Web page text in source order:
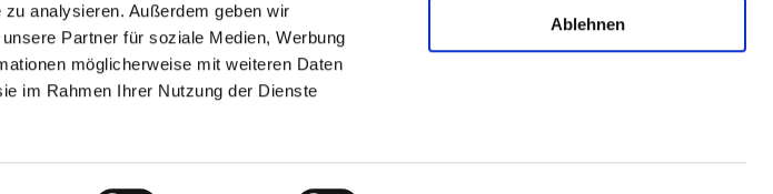
analysieren. Außerdem geben wir
Partner für soziale Medien, Werbung
möglicherweise mit weiteren Daten
im Rahmen Ihrer Nutzung der Dienste
Ablehnen